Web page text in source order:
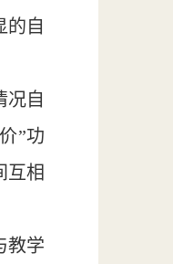
的自
况自
”功
互相
教学